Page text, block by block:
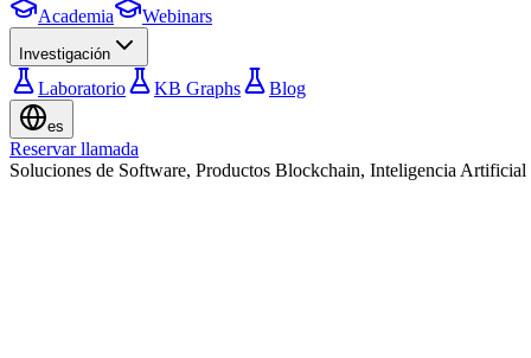
Academia Webinars
Investigación
Laboratorio KB Graphs Blog
es
Reservar llamada
Soluciones de Software, Productos Blockchain, Inteligencia